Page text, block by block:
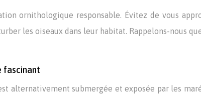
ornithologique responsable. Évitez de vous
les oiseaux dans leur habitat. Rappelons-nous
fascinant
alternativement submergée et exposée par les